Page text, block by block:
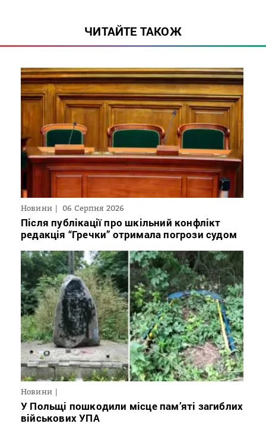
ЧИТАЙТЕ ТАКОЖ
Новини 06 Серпня 2026
Після публікації про шкільний конфлікт
редакція “Гречки” отримала погрози судом
Новини
У Польщі пошкодили місце пам’яті загиблих
військових УПА